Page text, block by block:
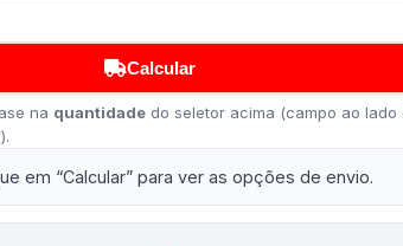
Calcular
na quantidadedo seletor acima (campo ao lado
em “Calcular” para ver as opções de envio.